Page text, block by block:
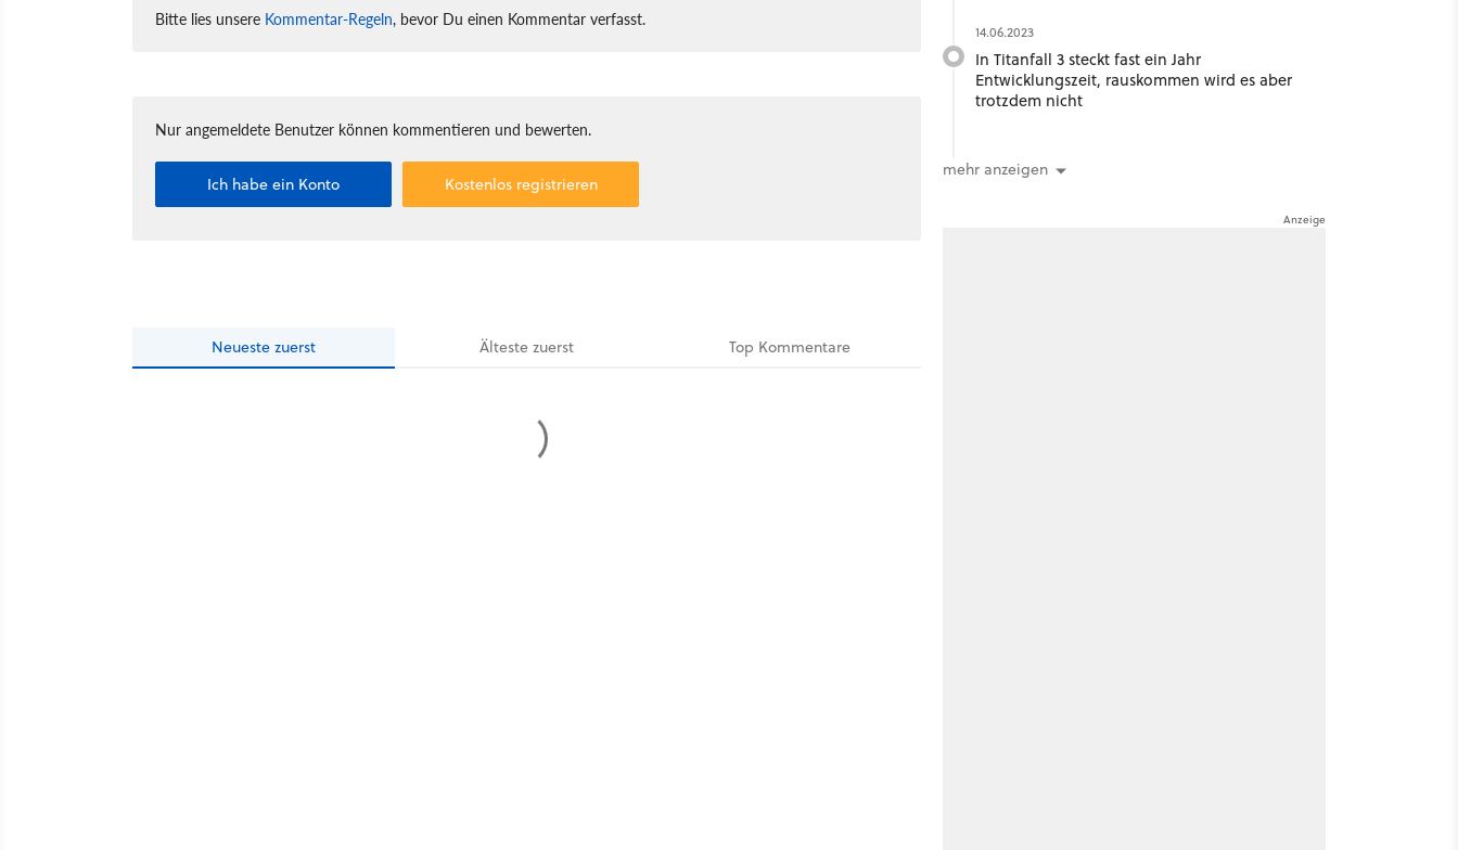
Bitte lies unsere Kommentar-Regeln, bevor Du einen Kommentar verfasst.
Nur angemeldete Benutzer können kommentieren und bewerten.
Ich habe ein Konto Kostenlos registrieren
Neueste zuerst Ältestezuerst Top Kommentare
14.06.2023
In Titanfall 3 steckt fast ein Jahr
Entwicklungszeit, rauskommen wird es aber
trotzdem nicht
mehr anzeigen